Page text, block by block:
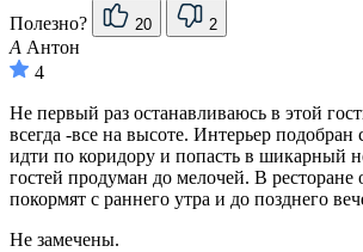
Полезно? 20 2
А Антон
4
Не первый раз останавливаюсь в этой
всегда -все на высоте. Интерьер подобран
идти по коридору и попасть в шикарный
гостей продуман до мелочей. В ресторане
покормят с раннего утра и до позднего
Не замечены.